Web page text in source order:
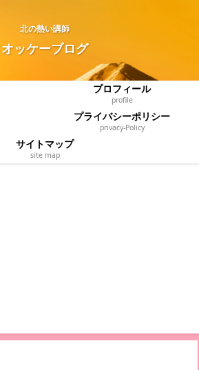
北の熱い講師
オッケーブログ
プロフィール
profile
プライバシーポリシー
privacy‐Policy
サイトマップ
site map